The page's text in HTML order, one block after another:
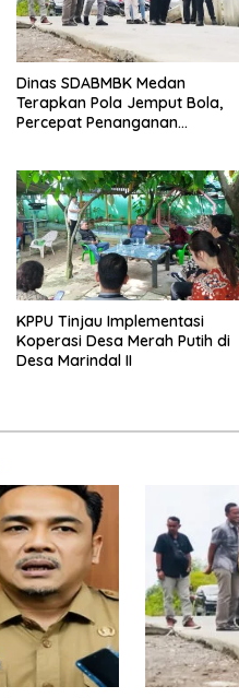
Dinas SDABMBK Medan
Terapkan Pola Jemput Bola,
Percepat Penanganan
KPPU Tinjau Implementasi
Koperasi Desa Merah Putih di
Desa Marindal II